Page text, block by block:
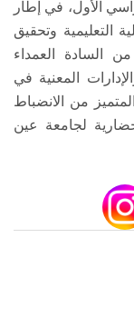
الأول، في إطار
وتحقيق
السادة العمداء
المعنية في
من الانضباط
لجامعة عين